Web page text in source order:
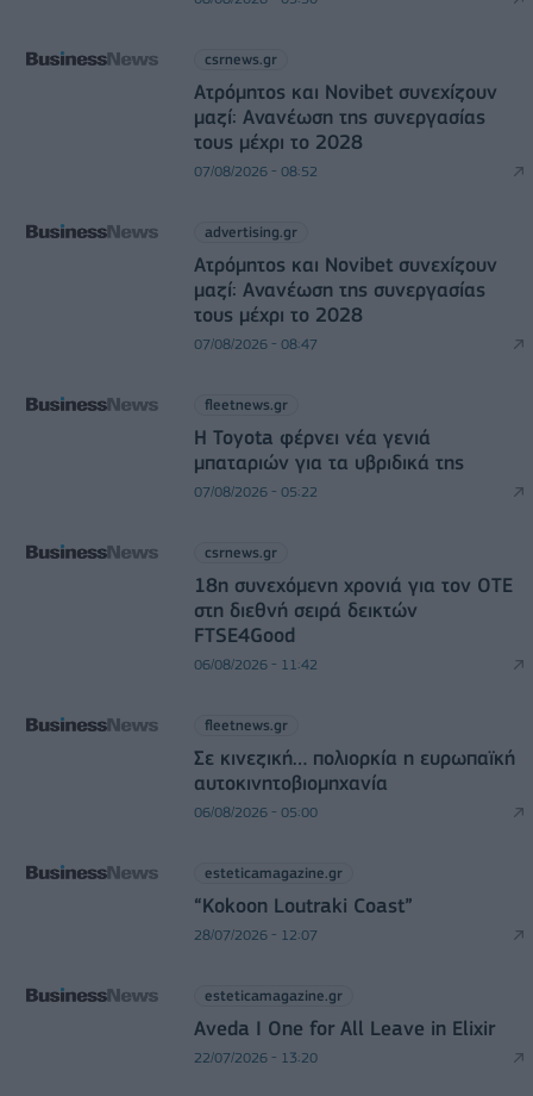
csrnews.gr
Ατρόμητος και Novibet συνεχίζουν
μαζί: Ανανέωση της συνεργασίας
τους μέχρι το 2028
07/08/2026 - 08:52
advertising.gr
Ατρόμητος και Novibet συνεχίζουν
μαζί: Ανανέωση της συνεργασίας
τους μέχρι το 2028
07/08/2026 - 08:47
fleetnews.gr
Η Toyota φέρνει νέα γενιά
μπαταριών για τα υβριδικά της
07/08/2026 - 05:22
csrnews.gr
18η συνεχόμενη χρονιά για τον ΟΤΕ
στη διεθνή σειρά δεικτών
FTSE4Good
06/08/2026 - 11:42
fleetnews.gr
Σε κινεζική… πολιορκία η ευρωπαϊκή
αυτοκινητοβιομηχανία
06/08/2026 - 05:00
esteticamagazine.gr
“Kokoon Loutraki Coast”
28/07/2026 - 12:07
esteticamagazine.gr
Aveda I One for All Leave in Elixir
22/07/2026 - 13:20